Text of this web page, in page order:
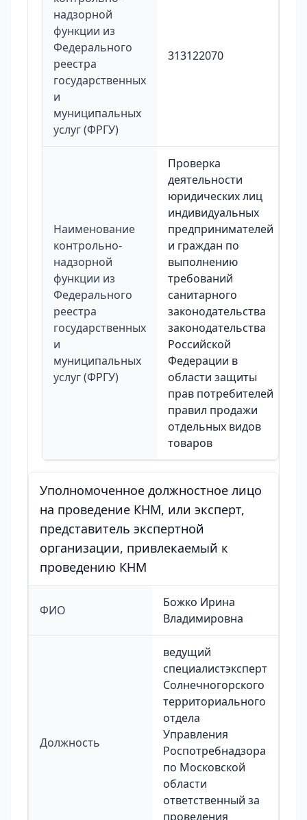
надзорной
функции из
Федерального
реестра
государственных
и
муниципальных
услуг (ФРГУ)
313122070
Наименование
контрольно-
надзорной
функции из
Федерального
реестра
государственных
и
муниципальных
услуг (ФРГУ)
Проверка
деятельности
юридических лиц
индивидуальных
предпринимателей
и граждан по
выполнению
требований
санитарного
законодательства
законодательства
Российской
Федерации в
области защиты
прав потребителей
правил продажи
отдельных видов
товаров
Уполномоченное должностное лицо
на проведение КНМ, или эксперт,
представитель экспертной
организации, привлекаемый к
проведению КНМ
ФИО
Божко Ирина
Владимировна
Должность
ведущий
специалистэксперт
Солнечногорского
территориального
отдела
Управления
Роспотребнадзора
по Московской
области
ответственный за
проведения